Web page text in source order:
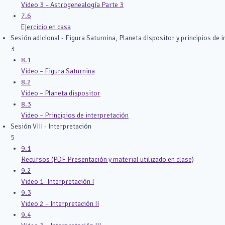
Video 3 – Astrogenealogía Parte 3
7.6
Ejercicio en casa
Sesión adicional - Figura Saturnina, Planeta dispositor y principios de
3
8.1
Video – Figura Saturnina
8.2
Video – Planeta dispositor
8.3
Video – Principios de interpretación
Sesión VIII - Interpretación
5
9.1
Recursos (PDF Presentación y material utilizado en clase)
9.2
Video 1- Interpretación I
9.3
Video 2 – Interpretación II
9.4